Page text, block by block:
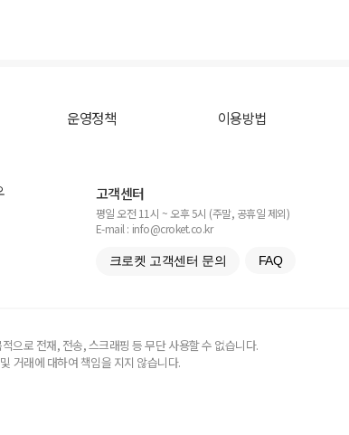
운영정책 이용방법
고객센터
평일 오전 11시 ~ 오후 5시 (주말, 공휴일 제외)
E-mail : info@croket.co.kr
크로켓 고객센터 문의 FAQ
으로 전재, 전송, 스크래핑 등 무단 사용할 수 없습니다.
거래에 대하여 책임을 지지 않습니다.